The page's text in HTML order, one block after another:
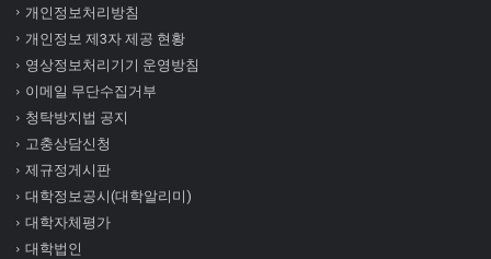
개인정보처리방침
개인정보 제3자 제공 현황
영상정보처리기기 운영방침
이메일 무단수집거부
청탁방지법 공지
고충상담신청
제규정게시판
대학정보공시(대학알리미)
대학자체평가
대학법인